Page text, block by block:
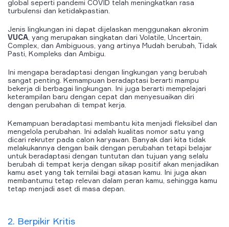
global seperti pandemi COVID telah meningkatkan rasa
turbulensi dan ketidakpastian.
Jenis lingkungan ini dapat dijelaskan menggunakan akronim
VUCA , yang merupakan singkatan dari Volatile, Uncertain,
Complex, dan Ambiguous, yang artinya Mudah berubah, Tidak
Pasti, Kompleks dan Ambigu.
Ini mengapa beradaptasi dengan lingkungan yang berubah
sangat penting. Kemampuan beradaptasi berarti mampu
bekerja di berbagai lingkungan. Ini juga berarti mempelajari
keterampilan baru dengan cepat dan menyesuaikan diri
dengan perubahan di tempat kerja.
Kemampuan beradaptasi membantu kita menjadi fleksibel dan
mengelola perubahan. Ini adalah kualitas nomor satu yang
dicari rekruter pada calon karyawan. Banyak dari kita tidak
melakukannya dengan baik dengan perubahan tetapi belajar
untuk beradaptasi dengan tuntutan dan tujuan yang selalu
berubah di tempat kerja dengan sikap positif akan menjadikan
kamu aset yang tak ternilai bagi atasan kamu. Ini juga akan
membantumu tetap relevan dalam peran kamu, sehingga kamu
tetap menjadi aset di masa depan.
2. Berpikir Kritis